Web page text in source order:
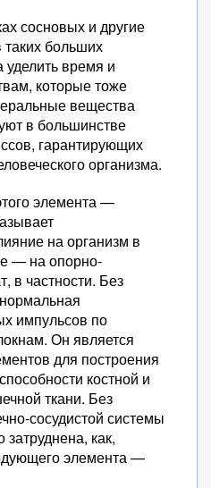
сосновых и другие
больших
уделить время и
которые тоже
вещества
в большинстве
гарантирующих
организма.
элемента —
на организм в
— на опорно-
в частности. Без
импульсов по
Он является
для построения
костной и
ткани. Без
сосудистой системы
как,
элемента —